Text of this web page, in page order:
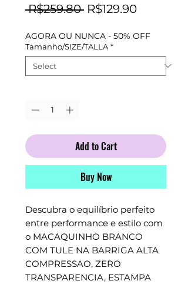
R$259.80 Regular
R$129.90Sale
AGORA OU NUNCA - 50% OFF
Tamanho/SIZE/TALLA *
Add to Cart
Buy Now
Descubra o equilíbrio perfeito
entre performance e estilo com
o MACAQUINHO BRANCO
COM TULE NA BARRIGA ALTA
COMPRESSAO, ZERO
TRANSPARENCIA, ESTAMPA